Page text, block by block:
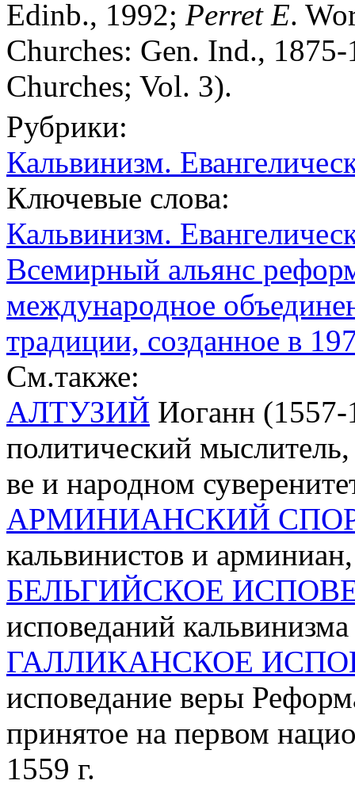
Edinb., 1992; Perret E.
Churches: Gen. Ind.,
Churches; Vol. 3).
Рубрики:
Кальвинизм.
Ключевые слова:
Кальвинизм.
Всемирный альянс
международное
традиции, созданное в
См.также:
АЛТУЗИЙ Иоганн
политический мыслитель,
ве и народном
АРМИНИАНСКИЙ
кальвинистов и
БЕЛЬГИЙСКОЕ
исповеданий кальвинизма
ГАЛЛИКАНСКОЕ
исповедание веры
принятое на первом
1559 г.